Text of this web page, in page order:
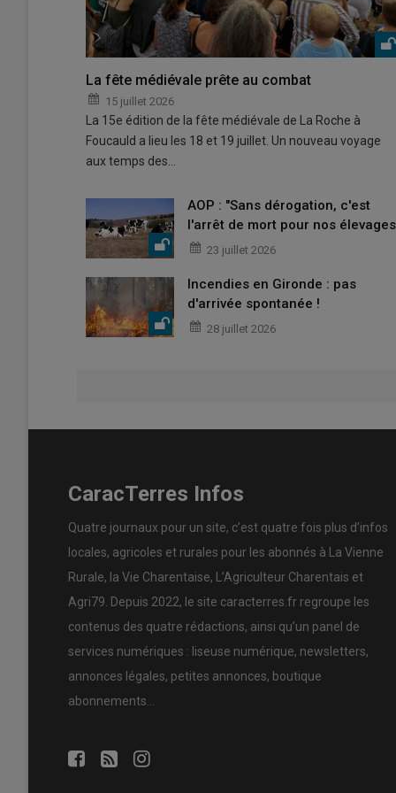
La fête médiévale prête au combat
15 juillet 2026
La 15e édition de la fête médiévale de La Roche à
Foucauld a lieu les 18 et 19 juillet. Un nouveau voyage
aux temps des…
AOP : "Sans dérogation, c'est
l'arrêt de mort pour nos
23 juillet 2026
Incendies en Gironde : pas
d'arrivée spontanée !
28 juillet 2026
CaracTerres Infos
Quatre journaux pour un site, c’est quatre fois plus d’infos
locales, agricoles et rurales pour les abonnés à La Vienne
Rurale, la Vie Charentaise, L’Agriculteur Charentais et
Agri79. Depuis 2022, le site caracterres.fr regroupe les
contenus des quatre rédactions, ainsi qu’un panel de
services numériques : liseuse numérique, newsletters,
annonces légales, petites annonces, boutique
abonnements…